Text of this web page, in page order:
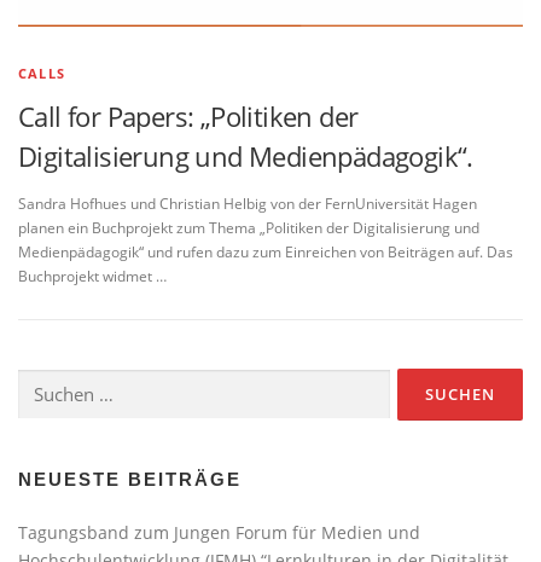
CALLS
Call for Papers: „Politiken der
Digitalisierung und Medienpädagogik“.
Sandra Hofhues und Christian Helbig von der FernUniversität Hagen
planen ein Buchprojekt zum Thema „Politiken der Digitalisierung und
Medienpädagogik“ und rufen dazu zum Einreichen von Beiträgen auf. Das
Buchprojekt widmet …
nach:
NEUESTE BEITRÄGE
Tagungsband zum Jungen Forum für Medien und